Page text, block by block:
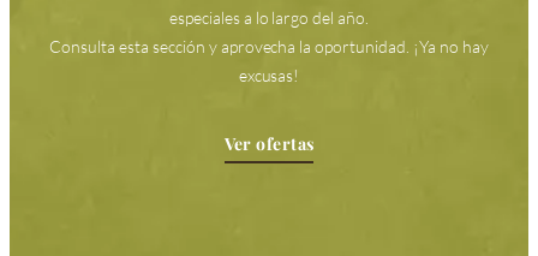
especiales a lo largo del año.
Consulta esta sección y aprovecha la oportunidad. ¡Ya no hay
excusas!
Ver ofertas